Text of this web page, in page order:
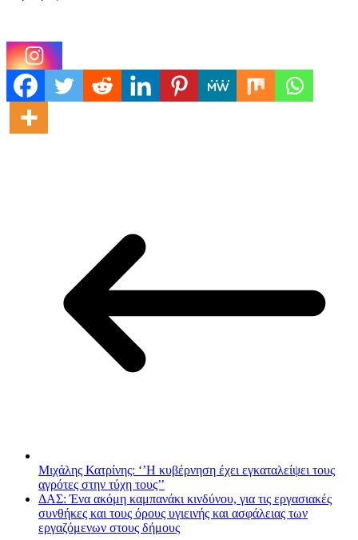
Μιχάλης Κατρίνης: ‘’Η κυβέρνηση έχει εγκαταλείψει τους
αγρότες στην τύχη τους’’
ΔΑΣ: Ένα ακόμη καμπανάκι κινδύνου, για τις εργασιακές
συνθήκες και τους όρους υγιεινής και ασφάλειας των
εργαζόμενων στους δήμους